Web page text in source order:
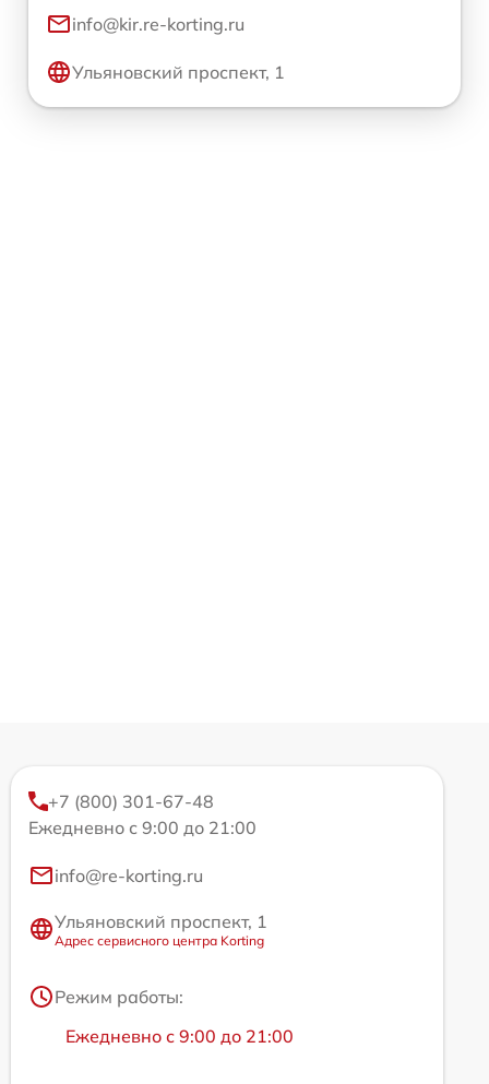
info@kir.re-korting.ru
Ульяновский проспект, 1
+7 (800) 301-67-48
Ежедневно с 9:00 до 21:00
info@re-korting.ru
Ульяновский проспект, 1
Адрес сервисного центра Korting
Режим работы:
Ежедневно с 9:00 до 21:00